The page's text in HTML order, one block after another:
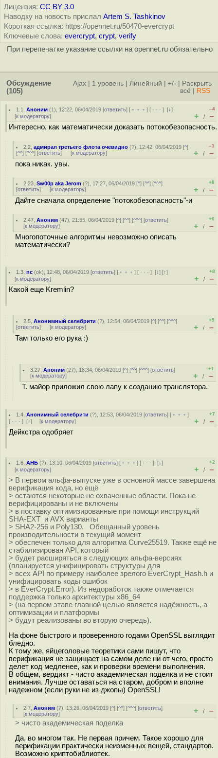
Лицензия: CC BY 3.0
Наводку на новость прислал Artem S. Tashkinov
Короткая ссылка: https://opennet.ru/50470-evercrypt
Ключевые слова: evercrypt, crypt, verify
При перепечатке указание ссылки на opennet.ru обязательно
Обсуждение
(105)
Ajax 1 уровень Линейный +/-
Раскрыть
всё
RSS
1.1 ,Аноним (1), 12:22, 06/04/2019 [ответить] [ ﹢﹢﹢] [ · · ·][↓]
[к модератору]
–4
+ / –
Интересно, как математически доказать потокобезопасность.
2.2 ,адмирал третьего флота очевидно (?), 12:42, 06/04/2019 [^]
[^^] [^^^] [ответить] [к модератору]
–1
+ / –
пока никак. увы.
2.23 ,Sw00p aka Jerom (?), 17:27, 06/04/2019 [^] [^^] [^^^]
[ответить] [к модератору]
+8
+ / –
Дайте сначала определение "потокобезопасность"-и
2.47 ,Аноним (47), 21:55, 06/04/2019 [^] [^^] [^^^] [ответить]
[к модератору]
+6
+ / –
Многопоточные алгоритмы невозможно описать
математически?
1.3 ,nc (ok), 12:48, 06/04/2019 [ответить] [ ﹢﹢﹢] [ · · ·][↓] [↑]
[к модератору]
+8
+ / –
Какой еще Kremlin?
2.5 ,Анонимный селебрити (?), 12:54, 06/04/2019 [^] [^^] [^^^]
[ответить] [к модератору]
+5
+ / –
Там только его рука :)
3.27 ,Аноним (27), 18:34, 06/04/2019 [^] [^^] [^^^] [ответить]
[к модератору]
+1
+ / –
Т. майор приложил свою лапу к созданию транслятора.
1.4 ,Анонимный селебрити (?), 12:53, 06/04/2019 [ответить] [ ﹢﹢﹢]
[ · · · ] [↑] [к модератору]
+7
+ / –
Дейкстра одобряет
1.6 ,АНБ (?), 13:10, 06/04/2019 [ответить] [ ﹢﹢﹢] [ · · ·][↓]
[к модератору]
+2
+ / –
> В первом альфа-выпуске уже в основной массе завершена
верификация кода, но ещё
> остаются некоторые не охваченные области. Пока не
верифицированы и не включены
> в поставку оптимизированные при помощи инструкций
SHA-EXT и AVX варианты
> SHA2-256 и Poly130. Обещанный уровень
производительности в текущий момент
> обеспечен только для алгоритма Curve25519. Также ещё не
стабилизирован API, который
> будет расширяться в следующих альфа-версиях
(планируется унифицировать структуры для
> всех API по примеру наиболее зрелого EverCrypt_Hash.h и
унифицировать коды ошибок
> в EverCrypt.Error). Из недоработок также отмечается
поддержка только архитектуры x86_64
> (на первом этапе главной целью является надёжность, а
оптимизации и платформы
> будут реализованы во вторую очередь).
На фоне быстрого и проверенного годами OpenSSL выглядит
бледно.
К тому же, яйцеголовые теоретики сами пишут, что
верификация не защищает на самом деле ни от чего, просто
делет код медленее, как и проверки времени выполнения.
В общем, вердикт - чисто академическая поделка и не стоит
внимания. Лучше оставаться на старом, добром и вполне
надежном (если руки не из джопы) OpenSSL!
2.7 ,Аноним (7), 13:26, 06/04/2019 [^] [^^] [^^^] [ответить]
[к модератору] + / –
> чисто академическая поделка
Да, во многом так. Не первая причем. Такое хорошо для
верификации практически неизменных вещей, стандартов.
Возможно криптобиблиотек.